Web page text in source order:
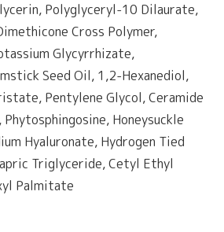
Polyglyceryl-10 Dilaurate,
Cross Polymer,
Glycyrrhizate,
Seed Oil, 1,2-Hexanediol,
Pentylene Glycol, Ceramide
Honeysuckle
Hyaluronate, Hydrogen Tied
Triglyceride, Cetyl Ethyl
Palmitate